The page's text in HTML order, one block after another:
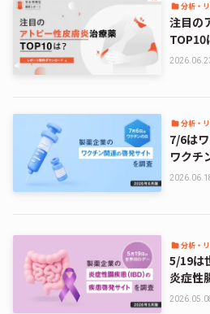
分析・
注目の
TOP10
ら分析
分析・
7/6は
ワクチ
【2026
分析・
5/19は
炎症性
トを調